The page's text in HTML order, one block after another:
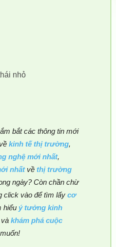
nhỏ
bắt các thông tin mới
kinh tế thị trường,
nghệ mới nhất,
nhất về thị trường
ngày? Còn chần chừ
click vào để tìm lấy cơ
hiểu ý tưởng kinh
khám phá cuộc